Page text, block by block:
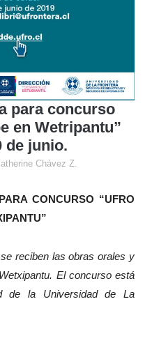
para concurso
en Wetripantu”
de junio.
Chávez Z.
CONCURSO “UFRO
reciben las obras orales y
El concurso está
de la Universidad de La